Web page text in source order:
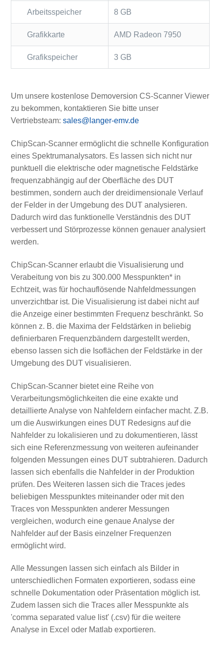
Arbeitsspeicher 8 GB
Grafikkarte AMD Radeon 7950
Grafikspeicher 3 GB
Um unsere kostenlose Demoversion CS-Scanner Viewer
zu bekommen, kontaktieren Sie bitte unser
Vertriebsteam: sales@langer-emv.de
ChipScan-Scanner ermöglicht die schnelle Konfiguration
eines Spektrumanalysators. Es lassen sich nicht nur
punktuell die elektrische oder magnetische Feldstärke
frequenzabhängig auf der Oberfläche des DUT
bestimmen, sondern auch der dreidimensionale Verlauf
der Felder in der Umgebung des DUT analysieren.
Dadurch wird das funktionelle Verständnis des DUT
verbessert und Störprozesse können genauer analysiert
werden.
ChipScan-Scanner erlaubt die Visualisierung und
Verabeitung von bis zu 300.000 Messpunkten* in
Echtzeit, was für hochauflösende Nahfeldmessungen
unverzichtbar ist. Die Visualisierung ist dabei nicht auf
die Anzeige einer bestimmten Frequenz beschränkt. So
können z. B. die Maxima der Feldstärken in beliebig
definierbaren Frequenzbändern dargestellt werden,
ebenso lassen sich die Isoflächen der Feldstärke in der
Umgebung des DUT visualisieren.
ChipScan-Scanner bietet eine Reihe von
Verarbeitungsmöglichkeiten die eine exakte und
detaillierte Analyse von Nahfeldern einfacher macht. Z.B.
um die Auswirkungen eines DUT Redesigns auf die
Nahfelder zu lokalisieren und zu dokumentieren, lässt
sich eine Referenzmessung von weiteren aufeinander
folgenden Messungen eines DUT subtrahieren. Dadurch
lassen sich ebenfalls die Nahfelder in der Produktion
prüfen. Des Weiteren lassen sich die Traces jedes
beliebigen Messpunktes miteinander oder mit den
Traces von Messpunkten anderer Messungen
vergleichen, wodurch eine genaue Analyse der
Nahfelder auf der Basis einzelner Frequenzen
ermöglicht wird.
Alle Messungen lassen sich einfach als Bilder in
unterschiedlichen Formaten exportieren, sodass eine
schnelle Dokumentation oder Präsentation möglich ist.
Zudem lassen sich die Traces aller Messpunkte als
'comma separated value list' (.csv) für die weitere
Analyse in Excel oder Matlab exportieren.